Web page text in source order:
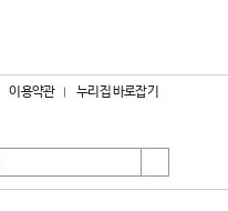
이용약관 누리집 바로잡기